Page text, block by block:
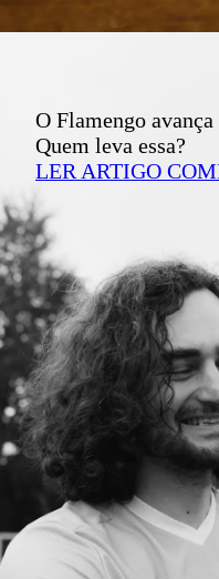
O Flamengo
Quem leva essa?
LER ARTIGO